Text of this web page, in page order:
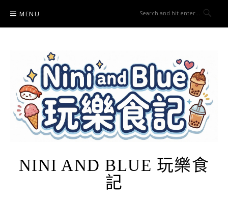
content
MENU
NINI AND BLUE 玩樂食
記